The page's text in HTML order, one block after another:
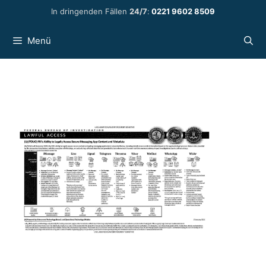
springen
In dringenden Fällen 24/7: 0221 9602 8509
Menü